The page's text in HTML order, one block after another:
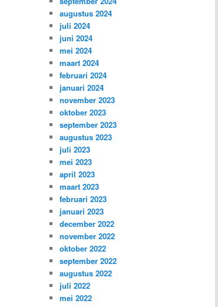
augustus 2024
juli 2024
juni 2024
mei 2024
maart 2024
februari 2024
januari 2024
november 2023
oktober 2023
september 2023
augustus 2023
juli 2023
mei 2023
april 2023
maart 2023
februari 2023
januari 2023
december 2022
november 2022
oktober 2022
september 2022
augustus 2022
juli 2022
mei 2022